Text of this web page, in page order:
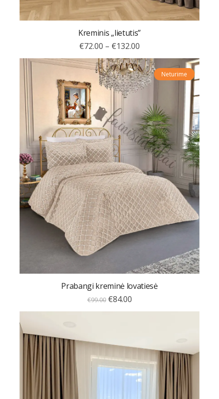
Kreminis „lietutis”
€72.00 – €132.00
Akcija!
Neturime
Prabangi kreminė lovatiesė
€99.00 €84.00